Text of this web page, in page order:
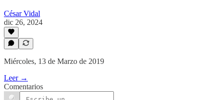
César Vidal
dic 26, 2024
Miércoles, 13 de Marzo de 2019
Leer →
Comentarios